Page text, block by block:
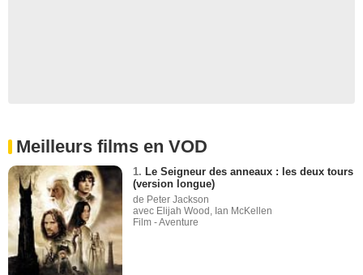
Meilleurs films en VOD
1. Le Seigneur des anneaux : les deux tours
(version longue)
de Peter Jackson
avec Elijah Wood, Ian McKellen
Film - Aventure